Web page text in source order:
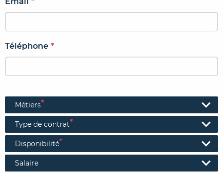
Téléphone *
Métiers*
Type de contrat*
Disponibilité*
Salaire